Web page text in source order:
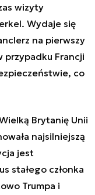
wizyty
Wydaje się
na pierwszy
przypadku Francji
co
Brytanię Unii
najsilniejszą
jest
stałego członka
Trumpa i